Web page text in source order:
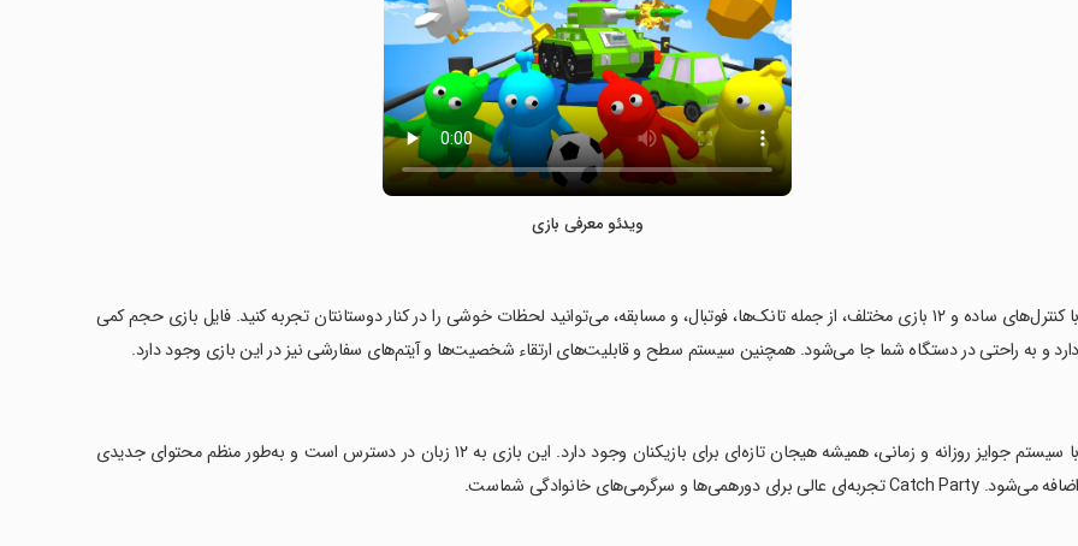
ویدئو معرفی بازی
‏با کنترل‌های ساده و ۱۲ بازی مختلف، از جمله تانک‌ها، فوتبال، و مسابقه، می‌توانید لحظات خوشی را در کنار دوستانتان تجربه کنید. فایل بازی حجم کمی
دارد و به راحتی در دستگاه شما جا می‌شود. همچنین سیستم سطح و قابلیت‌های ارتقاء شخصیت‌ها و آیتم‌های سفارشی نیز در این بازی وجود دارد.
‏با سیستم جوایز روزانه و زمانی، همیشه هیجان تازه‌ای برای بازیکنان وجود دارد. این بازی به ۱۲ زبان در دسترس است و به‌طور منظم محتوای جدیدی
اضافه می‌شود. Catch Party تجربه‌ای عالی برای دورهمی‌ها و سرگرمی‌های خانوادگی شماست.